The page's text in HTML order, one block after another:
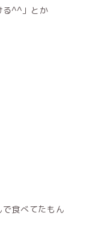
る^^」とか
食べてたもん